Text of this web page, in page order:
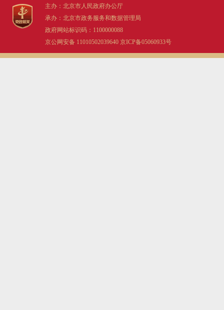
主办：北京市人民政府办公厅
承办：北京市政务服务和数据管理局
政府网站标识码：1100000088
京公网安备 11010502039640 京ICP备05060933号